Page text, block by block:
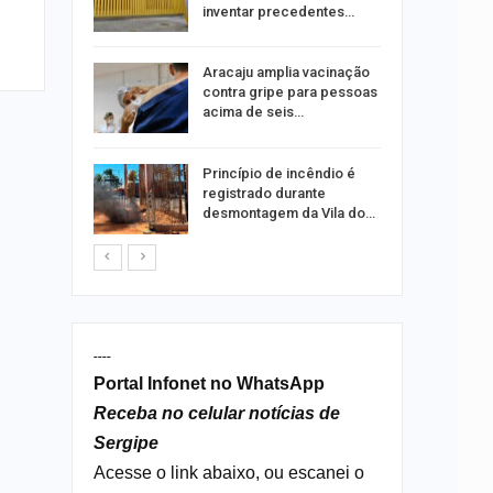
inventar precedentes…
Aracaju amplia vacinação
contra gripe para pessoas
acima de seis…
Princípio de incêndio é
registrado durante
desmontagem da Vila do…
----
Portal Infonet no WhatsApp
Receba no celular notícias de
Sergipe
Acesse o link abaixo, ou escanei o